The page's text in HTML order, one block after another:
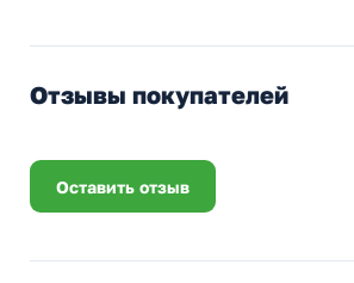
Отзывы покупателей
Оставить отзыв